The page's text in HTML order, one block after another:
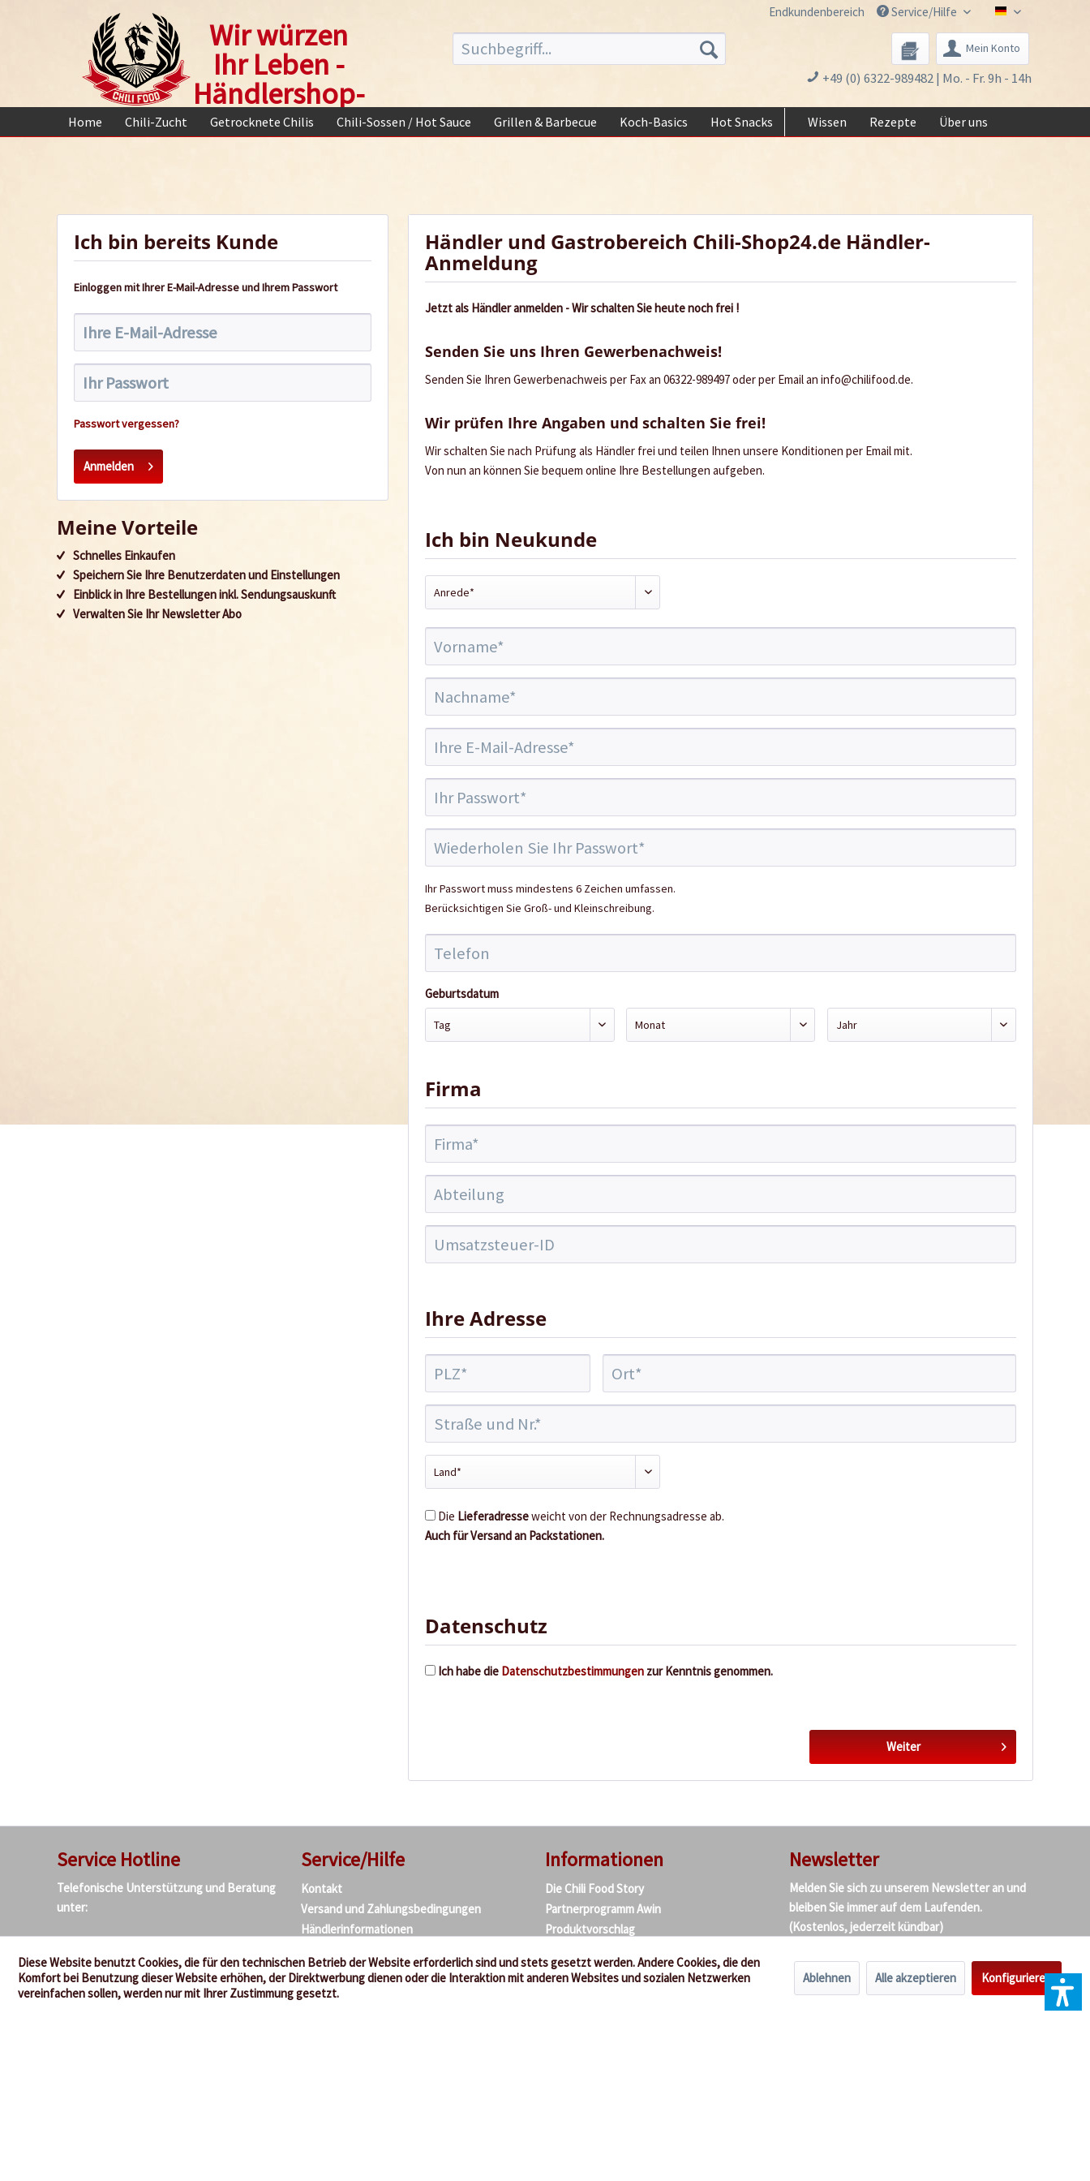
Chili-
Service/Hilfe
Endkundenbereich
Wir würzen
Ihr Leben -
Händlershop-
Mein Konto
+49 (0) 6322-989482 | Mo. - Fr. 9h - 14h
Home Chili-Zucht Getrocknete Chilis Chili-Sossen / Hot Sauce Grillen & Barbecue Koch-Basics Hot Snacks Wissen Rezepte Über uns
Händler und Gastrobereich Chili-Shop24.de Händler-
Anmeldung
Jetzt als Händler anmelden - Wir schalten Sie heute noch frei !
Senden Sie uns Ihren Gewerbenachweis!
Senden Sie Ihren Gewerbenachweis per Fax an 06322-989497 oder per Email an info@chilifood.de.
Wir prüfen Ihre Angaben und schalten Sie frei!
Wir schalten Sie nach Prüfung als Händler frei und teilen Ihnen unsere Konditionen per Email mit.
Von nun an können Sie bequem online Ihre Bestellungen aufgeben.
Ich bin Neukunde
Ihr Passwort muss mindestens 6 Zeichen umfassen.
Berücksichtigen Sie Groß- und Kleinschreibung.
Geburtsdatum
Firma
Ihre Adresse
Die Lieferadresseweicht von der Rechnungsadresse ab.
Auch für Versand an Packstationen.
Datenschutz
Ich habe die Datenschutzbestimmungen zur Kenntnis genommen.
Weiter
Ich bin bereits Kunde
Einloggen mit Ihrer E-Mail-Adresse und Ihrem Passwort
Passwort vergessen?
Anmelden
Meine Vorteile
Schnelles Einkaufen
Speichern Sie Ihre Benutzerdaten und Einstellungen
Einblick in Ihre Bestellungen inkl. Sendungsauskunft
Verwalten Sie Ihr Newsletter Abo
Service Hotline
Telefonische Unterstützung und Beratung
unter:
Mo-Fr, 09:00 - 14:00 Uhr
Service/Hilfe
Kontakt
Versand und Zahlungsbedingungen
Händlerinformationen
Sicherheit und Datenschutz
Umweltschutz
Informationen
Die Chili Food Story
Partnerprogramm Awin
Produktvorschlag
Chili-Tipps
Newsletter
Melden Sie sich zu unserem Newsletter an und
bleiben Sie immer auf dem Laufenden.
(Kostenlos, jederzeit kündbar)
Diese Website benutzt Cookies, die für den technischen Betrieb der Website erforderlich sind und stets gesetzt werden. Andere Cookies, die den
Komfort bei Benutzung dieser Website erhöhen, der Direktwerbung dienen oder die Interaktion mit anderen Websites und sozialen Netzwerken
vereinfachen sollen, werden nur mit Ihrer Zustimmung gesetzt.
Ablehnen Alle akzeptieren Konfigurieren